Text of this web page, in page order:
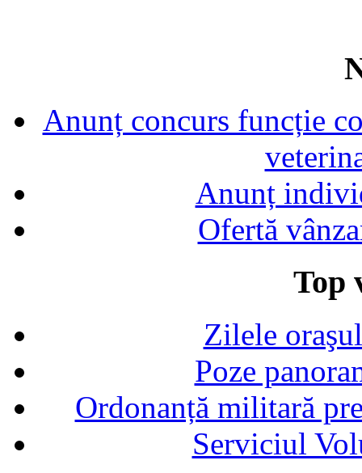
Anunț concurs funcție
Anunț
Ofertă
Top
Zilele
Poze
Ordonanță militară
Serviciul